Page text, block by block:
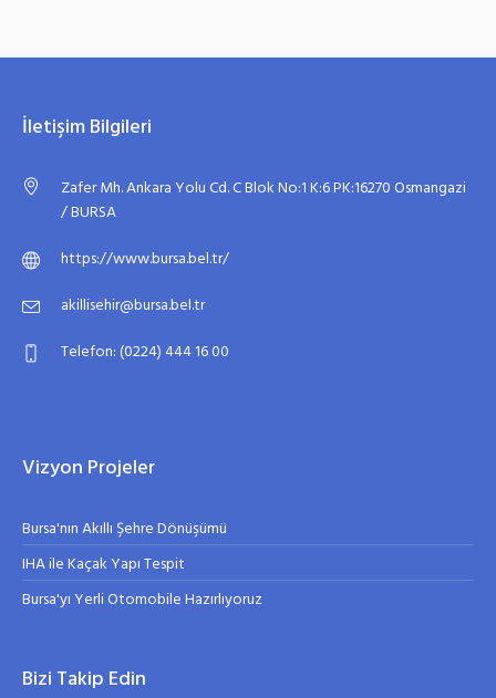
İletişim Bilgileri
Zafer Mh. Ankara Yolu Cd. C Blok No:1 K:6 PK:16270 Osmangazi
/ BURSA
https://www.bursa.bel.tr/
akillisehir@bursa.bel.tr
Telefon: (0224) 444 16 00
Vizyon Projeler
Bursa'nın Akıllı Şehre Dönüşümü
IHA ile Kaçak Yapı Tespit
Bursa'yı Yerli Otomobile Hazırlıyoruz
Bizi Takip Edin